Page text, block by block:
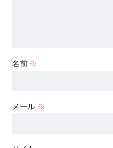
名前 ※
メール ※